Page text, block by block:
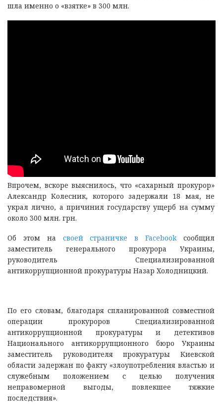
шла именно о «взятке» в 300 млн.
Впрочем, вскоре выяснилось, что «сахарный прокурор»
Александр Колесник, которого задержали 18 мая, не
украл лично, а причинил государству ущерб на сумму
около 300 млн. грн.
Об этом на своей страничке в Facebook сообщил
заместитель генерального прокурора Украины,
руководитель Специализированной
антикоррупционной прокуратуры Назар Холодницкий.
По его словам, благодаря спланированной совместной
операции прокуроров Специализированной
антикоррупционной прокуратуры и детективов
Национального антикоррупционного бюро Украины
заместитель руководителя прокуратуры Киевской
области задержан по факту «злоупотребления властью и
служебным положением с целью получения
неправомерной выгоды, повлекшее тяжкие
последствия».